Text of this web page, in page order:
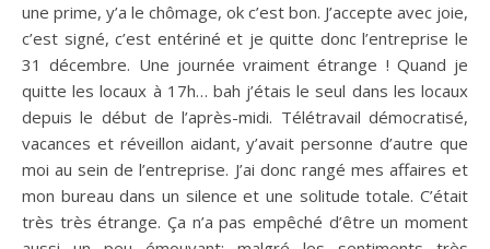
une prime, y’a le chômage, ok c’est bon. J’accepte avec joie,
c’est signé, c’est entériné et je quitte donc l’entreprise le
31 décembre. Une journée vraiment étrange ! Quand je
quitte les locaux à 17h… bah j’étais le seul dans les locaux
depuis le début de l’après-midi. Télétravail démocratisé,
vacances et réveillon aidant, y’avait personne d’autre que
moi au sein de l’entreprise. J’ai donc rangé mes affaires et
mon bureau dans un silence et une solitude totale. C’était
très très étrange. Ça n’a pas empêché d’être un moment